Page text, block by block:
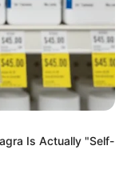
Is Actually "Self-